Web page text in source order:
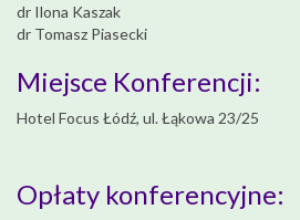
dr Ilona Kaszak
dr Tomasz Piasecki
Miejsce Konferencji:
Hotel Focus Łódź, ul. Łąkowa 23/25
Opłaty konferencyjne: